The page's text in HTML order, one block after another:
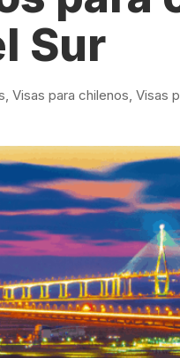
Sur
, Visas para chilenos, Visas